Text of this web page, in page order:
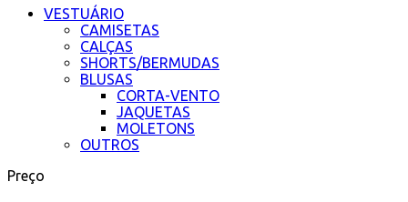
VESTUÁRIO
CAMISETAS
CALÇAS
SHORTS/BERMUDAS
BLUSAS
CORTA-VENTO
JAQUETAS
MOLETONS
OUTROS
Preço